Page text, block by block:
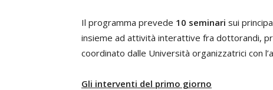
Il programma prevede 10 seminari sui
insieme ad attività interattive fra dottorandi,
coordinato dalle Università organizzatrici con
Gli interventi del primo giorno